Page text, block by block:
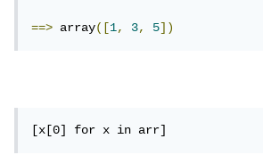
==> array([1, 3, 5])
[x[0] for x in arr]